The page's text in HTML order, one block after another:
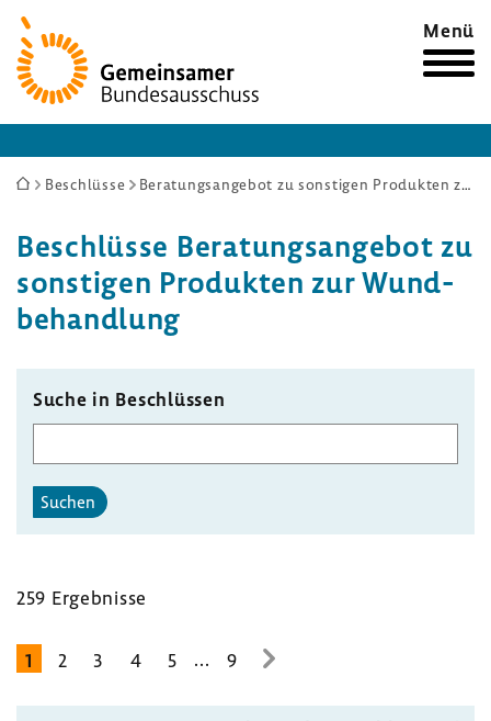
Zur
Startseite
Menü
Sie
hier:
Beschlüsse Beratungsangebot zu sonstigen Produkten zur Wundbehandlung
Beschlüsse Bera­tungs­an­gebot zu
sons­tigen Produkten zur Wund­
be­hand­lung
Suche in Beschlüssen
Suchen
259 Ergeb­nisse
1 2 3 4 5 ... 9
zur